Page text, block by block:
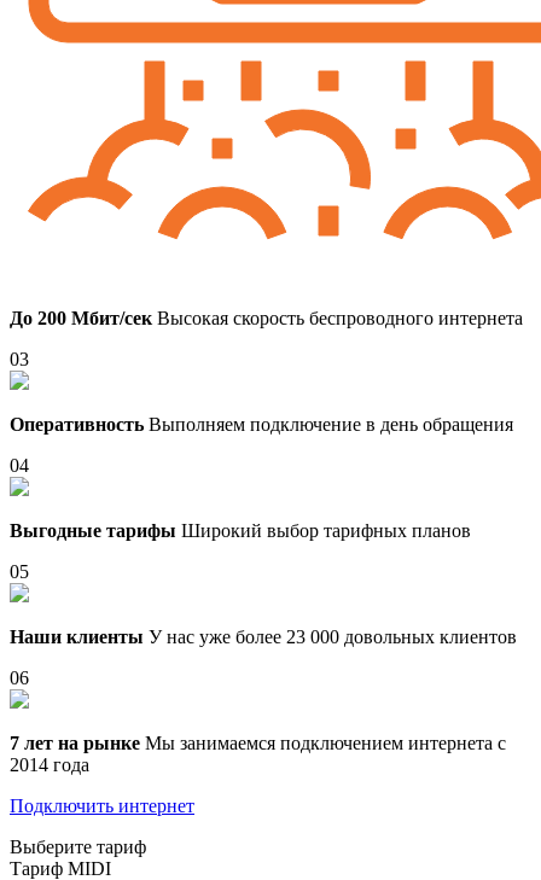
До 200 Мбит/сек Высокая скорость беспроводного интернета
03
Оперативность Выполняем подключение в день обращения
04
Выгодные тарифы Широкий выбор тарифных планов
05
Наши клиенты У нас уже более 23 000 довольных клиентов
06
7 лет на рынке Мы занимаемся подключением интернета с
2014 года
Подключить интернет
Выберите тариф
Тариф MIDI